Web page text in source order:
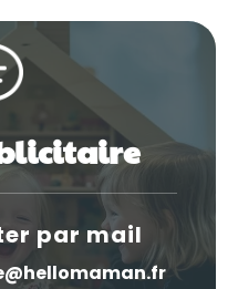
par mail